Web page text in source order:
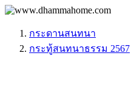
กระดานสนทนา
กระทู้สนทนาธรรม 2567